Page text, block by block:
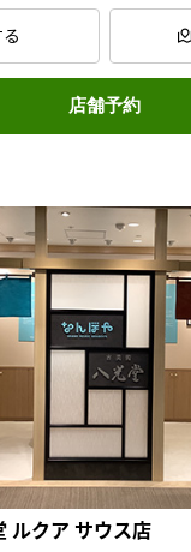
店舗予約
ルクア サウス店